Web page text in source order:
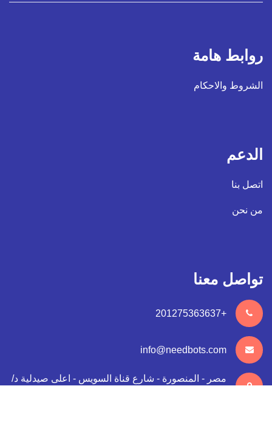
روابط هامة
الشروط والاحكام
الدعم
اتصل بنا
من نحن
تواصل معنا
+201275363637
info@needbots.com
مصر - المنصورة - شارع قناة السويس - اعلى صيدلية د/